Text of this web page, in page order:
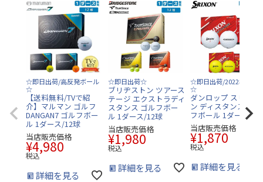
☆即日出荷/高反発ボール
☆
【送料無料/TVで紹
介】マルマン ゴルフ
DANGAN7 ゴルフボー
ル 1ダース/12球
当店販売価格
¥4,980
税込
詳細を見る
☆即日出荷☆
ブリヂストン ツアース
テージ エクストラディ
スタンス ゴルフボー
ル 1ダース/12球
当店販売価格
¥1,980
税込
詳細を見る
☆即日出荷/2022年モデ
☆
ダンロップ スリクソ
ン ディスタンス9 ゴ
フボール 1ダース/12
当店販売価格
¥1,870
税込
詳細を見る